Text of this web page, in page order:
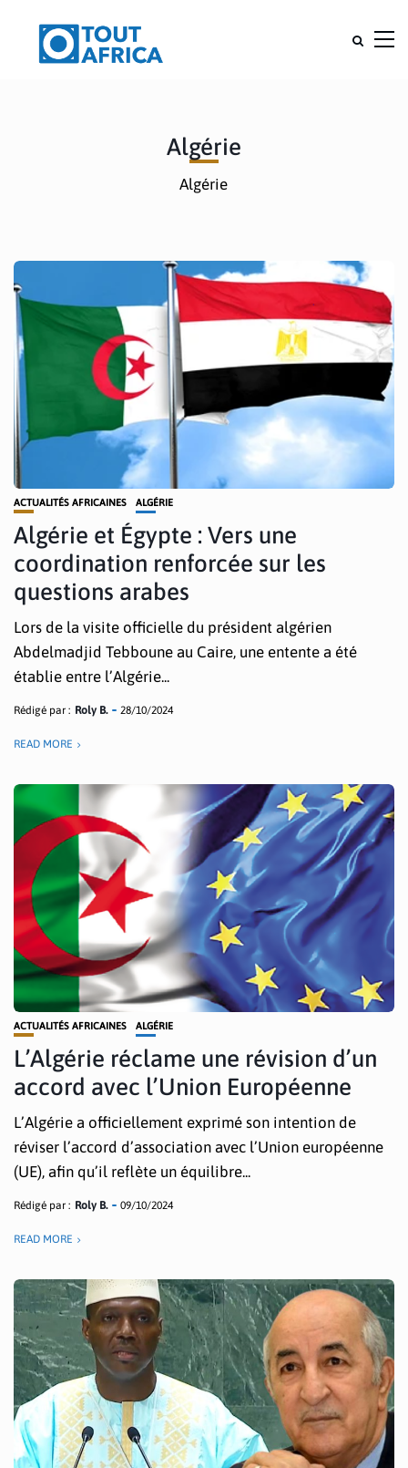
Algérie
Algérie
ACTUALITÉS AFRICAINES ALGÉRIE
Algérie et Égypte : Vers une
coordination renforcée sur les
questions arabes
Lors de la visite officielle du président algérien
Abdelmadjid Tebboune au Caire, une entente a été
établie entre l’Algérie...
Rédigé par : Roly B. 28/10/2024
READ MORE
ACTUALITÉS AFRICAINES ALGÉRIE
L’Algérie réclame une révision d’un
accord avec l’Union Européenne
L’Algérie a officiellement exprimé son intention de
réviser l’accord d’association avec l’Union européenne
(UE), afin qu’il reflète un équilibre...
Rédigé par : Roly B. 09/10/2024
READ MORE